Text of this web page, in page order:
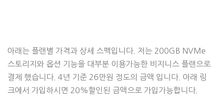
아래는 플랜별 가격과 상세 스펙입니다. 저는 200GB NVMe
스토리지와 옵션 기능을 대부분 이용가능한 비지니스 플랜으로
결제 했습니다. 4년 기준 26만원 정도의 금액 입니다. 아래 링
크에서 가입하시면 20%할인된 금액으로 가입가능합니다.